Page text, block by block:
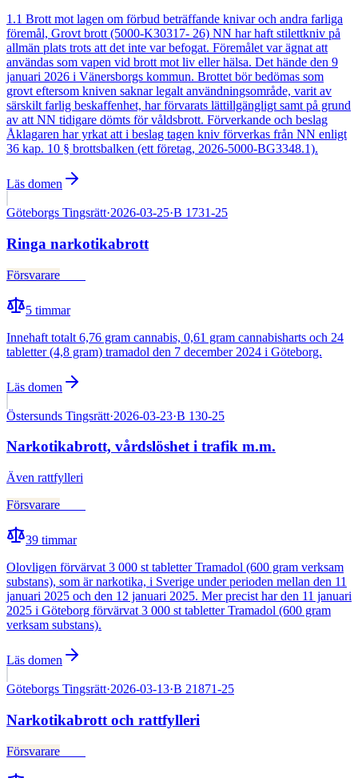
1.1 Brott mot lagen om förbud beträffande knivar och andra farliga
föremål, Grovt brott (5000-K30317- 26) NN har haft stilettkniv på
allmän plats trots att det inte var befogat. Föremålet var ägnat att
användas som vapen vid brott mot liv eller hälsa. Det hände den 9
januari 2026 i Vänersborgs kommun. Brottet bör bedömas som
grovt eftersom kniven saknar legalt användningsområde, varit av
särskilt farlig beskaffenhet, har förvarats lättillgängligt samt på grund
av att NN tidigare dömts för våldsbrott. Förverkande och beslag
Åklagaren har yrkat att i beslag tagen kniv förverkas från NN enligt
36 kap. 10 § brottsbalken (ett företag, 2026-5000-BG3348.1).
Läs domen
Göteborgs Tingsrätt·2026-03-25·B 1731-25
Ringa narkotikabrott
Försvarare
5 timmar
Innehaft totalt 6,76 gram cannabis, 0,61 gram cannabisharts och 24
tabletter (4,8 gram) tramadol den 7 december 2024 i Göteborg.
Läs domen
Östersunds Tingsrätt·2026-03-23·B 130-25
Narkotikabrott, vårdslöshet i trafik m.m.
Även rattfylleri
Försvarare
39 timmar
Olovligen förvärvat 3 000 st tabletter Tramadol (600 gram verksam
substans), som är narkotika, i Sverige under perioden mellan den 11
januari 2025 och den 12 januari 2025. Mer precist har den 11 januari
2025 i Göteborg förvärvat 3 000 st tabletter Tramadol (600 gram
verksam substans).
Läs domen
Göteborgs Tingsrätt·2026-03-13·B 21871-25
Narkotikabrott och rattfylleri
Försvarare